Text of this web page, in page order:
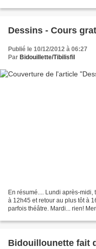
Dessins - Cours
Publié le 10/12/2012 à 06:27
Par Bidouillette/Tibilisfil
En résumé.... Lundi après-
à 12h45 et retour au plus tôt à
parfois théâtre. Mardi... rien!
Bidouillounette fait